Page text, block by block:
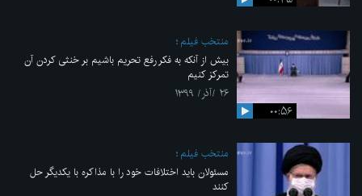
۰۰:۵۶
منتخب فیلم
بیش از آنکه به فکر رفع تحریم باشیم بر خنثی کردن آن
تمرکز کنیم
۲۶ /آذر/ ۱۳۹۹
منتخب فیلم
مسئولان باید اختلافات خود را با مذاکره با یکدیگر حل
کنند